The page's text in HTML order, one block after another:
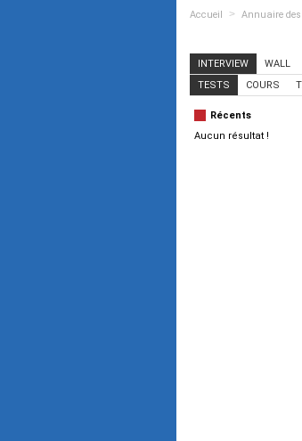
Accueil > Annuaire
INTERVIEW WALL
TESTS
COURS
Récents
Aucun résultat !